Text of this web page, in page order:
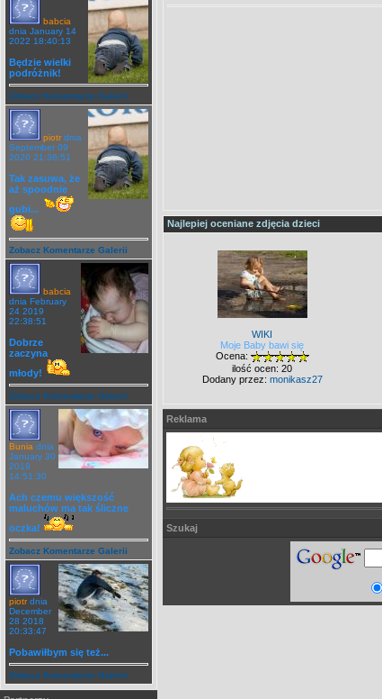
babcia
dnia January 14
2022 18:40:13
Będzie wielki
podróżnik!
Zobacz Komentarze Galerii
piotr dnia
September 09
2020 21:36:51
Tak zasuwa, że
aż spoodnie
gubi...
Zobacz Komentarze Galerii
babcia
dnia February
24 2019
22:38:51
Dobrze
zaczyna
młody!
Zobacz Komentarze Galerii
Bunia dnia
January 30
2019
14:51:30
Ach czemu większość
maluchów ma tak śliczne
oczka!
Zobacz Komentarze Galerii
piotr dnia
December
28 2018
20:33:47
Pobawiłbym się też...
Zobacz Komentarze Galerii
Najlepiej oceniane zdjęcia dzieci
WIKI
Moje Baby bawi się
Ocena:
ilość ocen: 20
Dodany przez: monikasz27
Reklama
Szukaj